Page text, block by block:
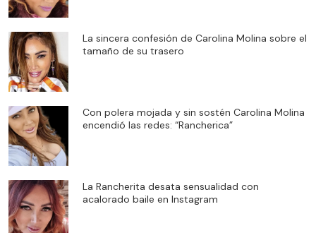
La sincera confesión de Carolina Molina sobre el
tamaño de su trasero
Con polera mojada y sin sostén Carolina Molina
encendió las redes: “Rancherica”
La Rancherita desata sensualidad con
acalorado baile en Instagram